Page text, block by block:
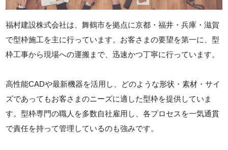
福村建設株式会社は、舞鶴市を拠点に京都・福井・兵庫・滋賀
で型枠施工を主に行っています。お客さまの要望を第一に、型
枠工事から現場への運搬まで、迅速かつ丁寧に行っています。
高性能CADや最新機器を活用し、どのような形状・素材・サイ
ズであってもお客さまのニーズに適した型枠を提供していま
す。型枠専門の職人を多数自社雇用し、各プロセスを一気通貫
で責任を持って管理しているのも強みです。